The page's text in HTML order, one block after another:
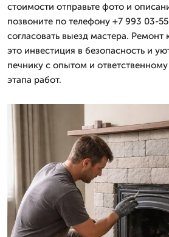
стоимости отправьте фото и
позвоните по телефону +7 993 03-
согласовать выезд мастера.
это инвестиция в безопасность и
печнику с опытом и
этапа работ.